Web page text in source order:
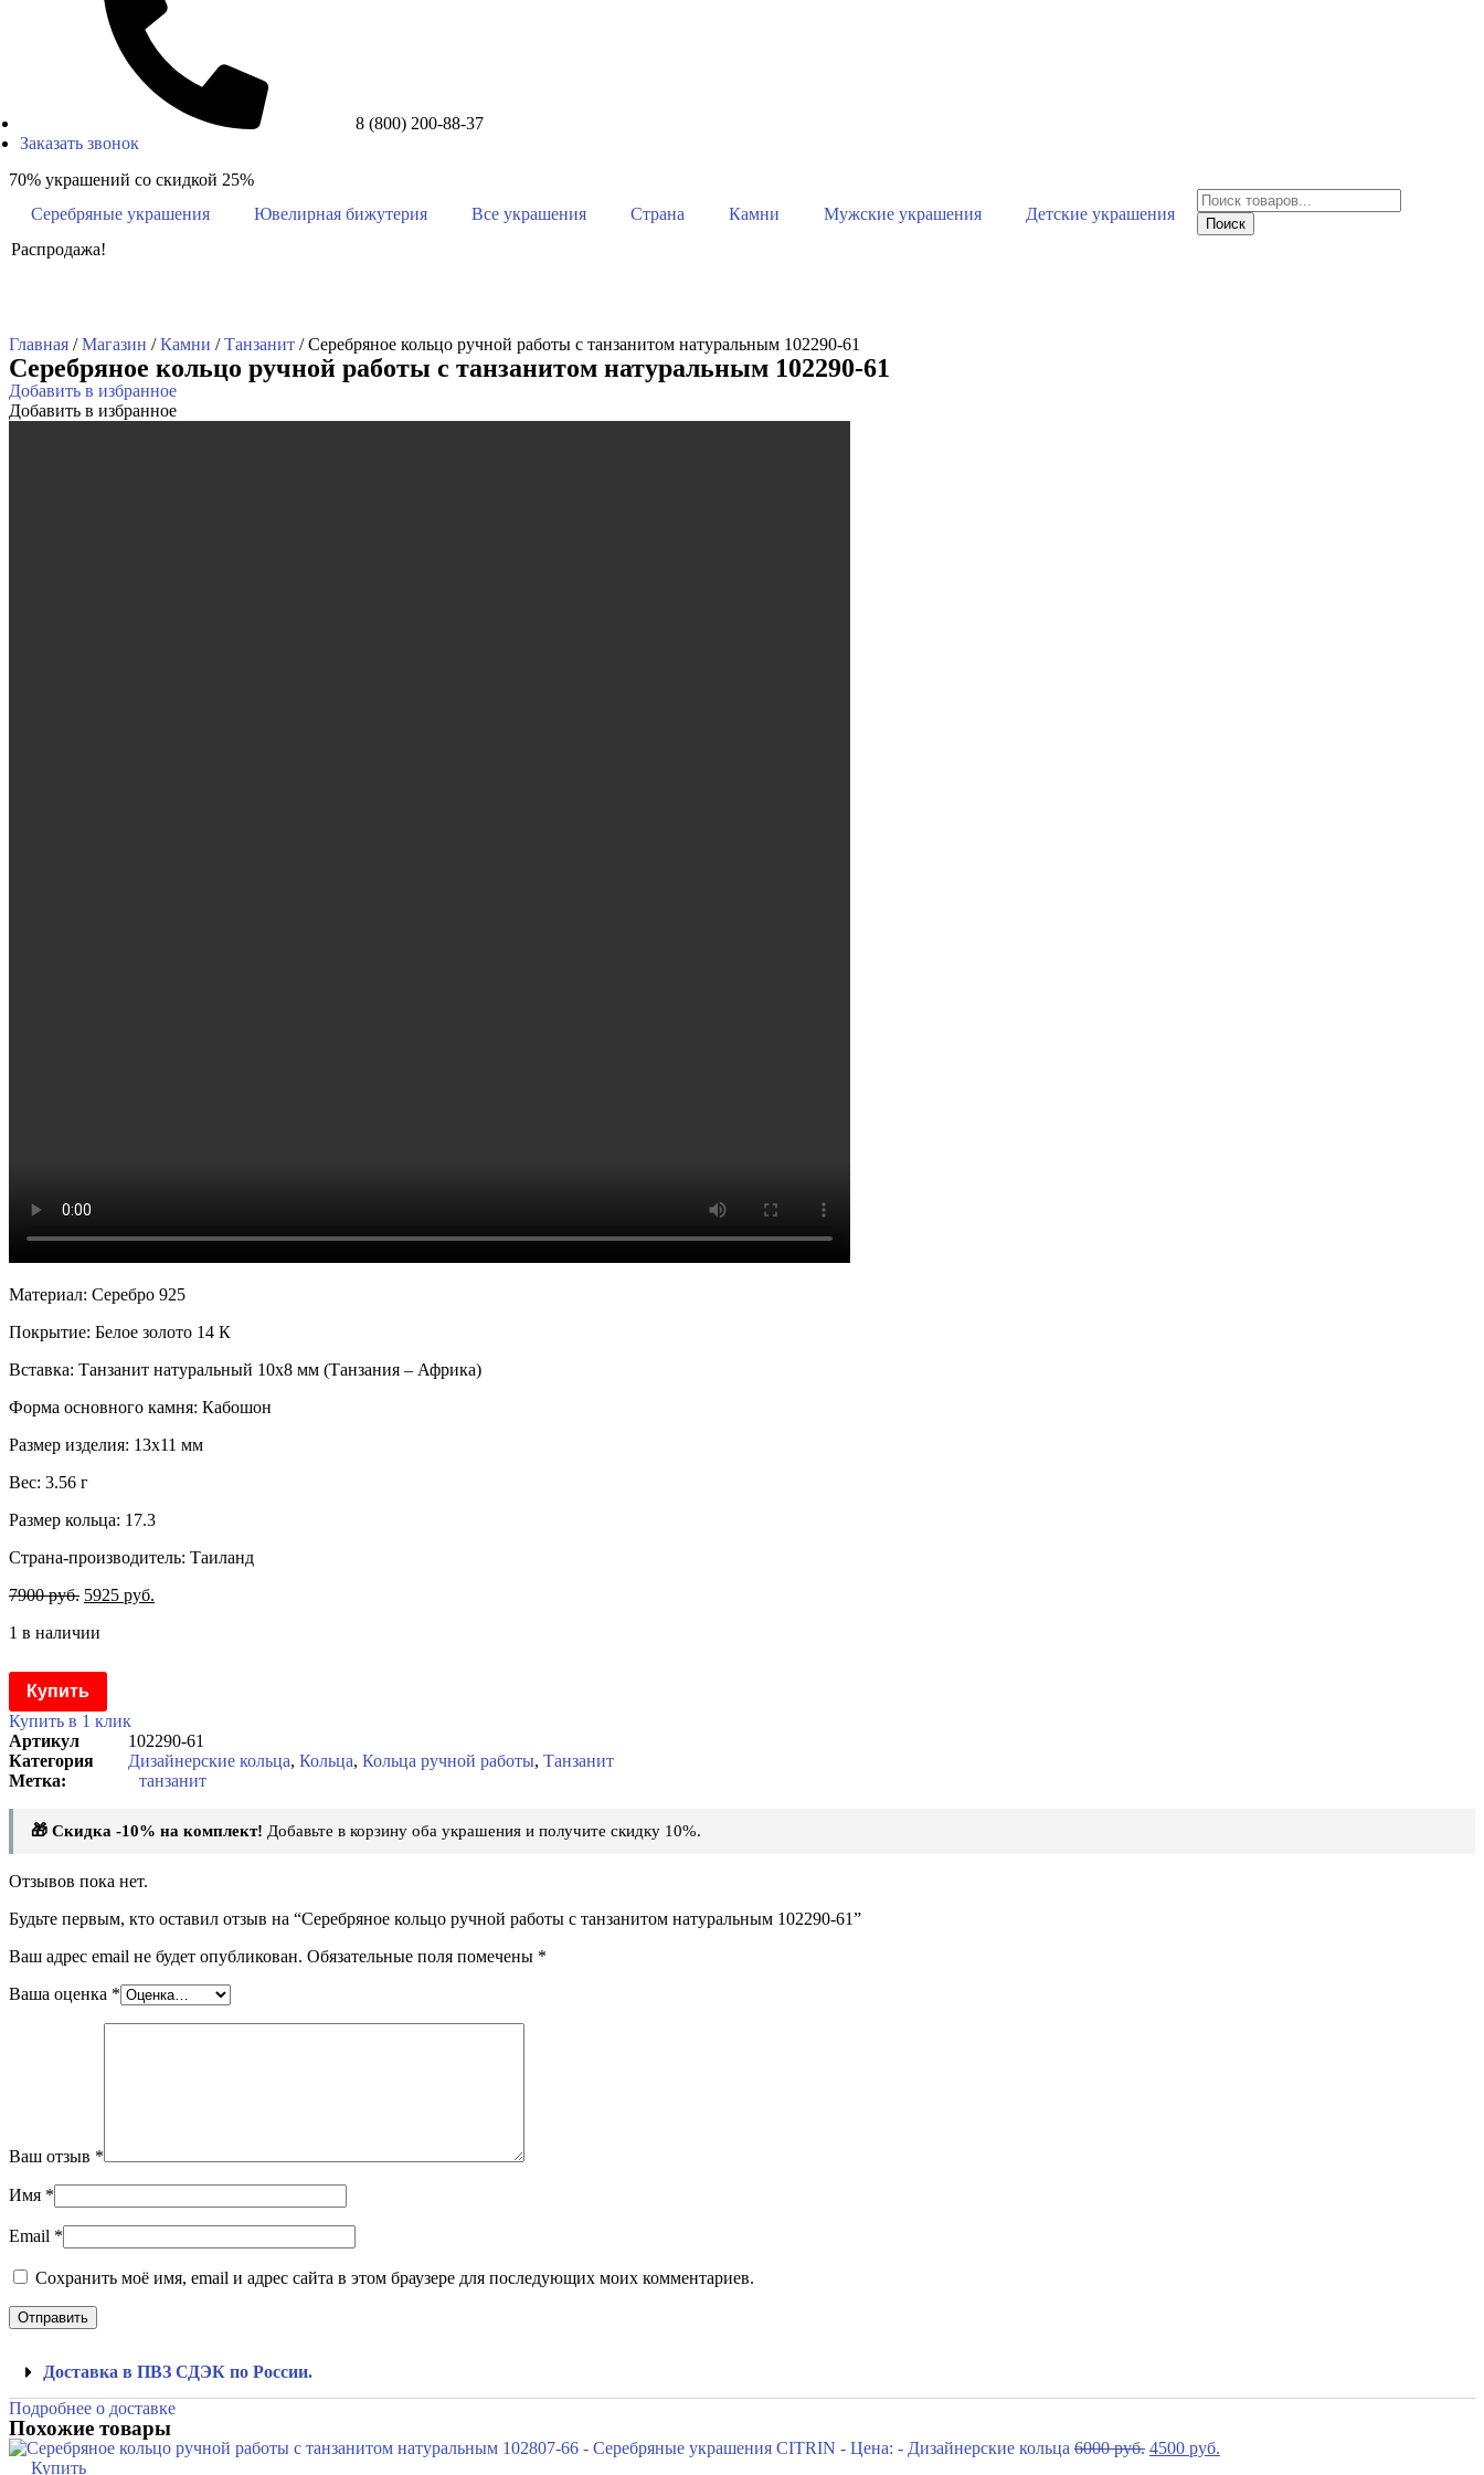
8 (800) 200-88-37
Заказать звонок
70% украшений со скидкой 25%
Серебряные украшения
Ювелирная бижутерия Все украшения Страна Камни Мужские украшения Детские украшения
Поиск
товаров
Поиск
Распродажа!
Главная /Магазин /Камни /Танзанит / Серебряное кольцо ручной работы с танзанитом натуральным 102290-61
Серебряное кольцо ручной работы с танзанитом натуральным 102290-61
Добавить в избранное
Добавить в избранное
Материал: Серебро 925
Покрытие: Белое золото 14 К
Вставка: Танзанит натуральный 10х8 мм (Танзания – Африка)
Форма основного камня: Кабошон
Размер изделия: 13х11 мм
Вес: 3.56 г
Размер кольца: 17.3
Страна-производитель: Таиланд
7900руб. 5925 руб.
1 в наличии
Купить
Купить в 1 клик
Артикул
102290-61
Категория
Дизайнерские кольца, Кольца, Кольца ручной работы, Танзанит
танзанит
🎁 Скидка -10% на комплект! Добавьте в корзину оба украшения и получите скидку 10%.
Отзывов пока нет.
Будьте первым, кто оставил отзыв на “Серебряное кольцо ручной работы с танзанитом натуральным 102290-61”
Ваш адрес email не будет опубликован. Обязательные поля помечены *
Ваша оценка *
Ваш отзыв *
Имя *
Email *
Сохранить моё имя, email и адрес сайта в этом браузере для последующих моих комментариев.
Доставка в ПВЗ СДЭК по России.
Подробнее о доставке
Похожие товары
6000руб. 4500 руб.
Купить